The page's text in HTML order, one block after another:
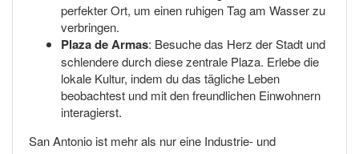
perfekter Ort, um einen ruhigen Tag am Wasser zu
verbringen.
Plaza de Armas: Besuche das Herz der Stadt und
schlendere durch diese zentrale Plaza. Erlebe die
lokale Kultur, indem du das tägliche Leben
beobachtest und mit den freundlichen Einwohnern
interagierst.
San Antonio ist mehr als nur eine Industrie- und